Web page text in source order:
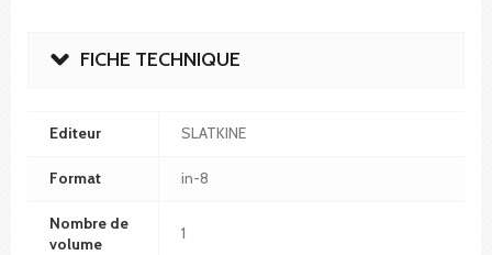
FICHE TECHNIQUE
Editeur SLATKINE
Format in-8
Nombre de
volume
1